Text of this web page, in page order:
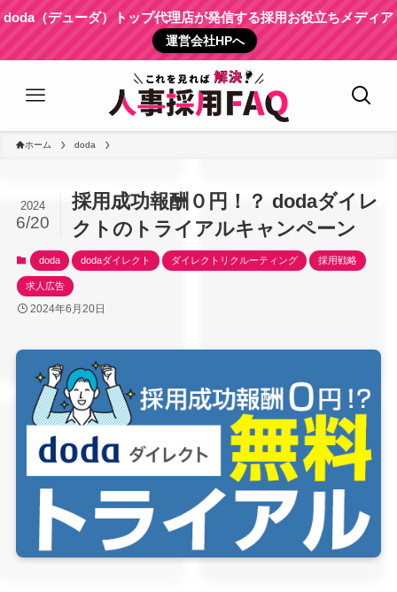
doda（デューダ）トップ代理店が発信する採用お役立ちメディア
運営会社HPへ
ホーム doda
採用成功報酬０円！？ dodaダイレ
クトのトライアルキャンペーン
2024
6/20
doda dodaダイレクト ダイレクトリクルーティング 採用戦略
求人広告
2024年6月20日